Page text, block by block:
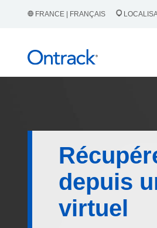
FRANCE | FRANÇAIS
depuis
virtuel